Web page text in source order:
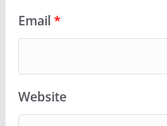
Email*
Website